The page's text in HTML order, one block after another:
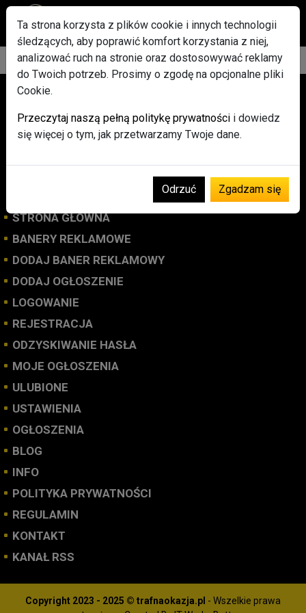
Osób online: 32
STRONA GŁÓWNA
BANERY REKLAMOWE
DODAJ BANER REKLAMOWY
DODAJ OGŁOSZENIE
LOGOWANIE
REJESTRACJA
ODZYSKIWANIE HASŁA
MOJE OGŁOSZENIA
ULUBIONE
USTAWIENIA
OGŁOSZENIA
BLOG
INFO
POLITYKA PRYWATNOŚCI
REGULAMIN
KONTAKT
KANAŁ RSS
Copyright 2023 - 2025 © trafnaokazja.pl - Wszelkie prawa
Ta strona korzysta z plików cookie i innych technologii
śledzących, aby poprawić komfort korzystania z niej,
analizować ruch na stronie oraz dostosowywać reklamy
do Twoich potrzeb. Prosimy o zgodę na opcjonalne pliki
Cookie.
Przeczytaj naszą pełną politykę prywatności i dowiedz
się więcej o tym, jak przetwarzamy Twoje dane.
Odrzuć Zgadzam się